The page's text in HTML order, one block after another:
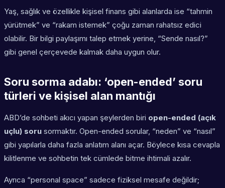
Yaş, sağlık ve özellikle kişisel finans gibi alanlarda ise “tahmin
yürütmek” ve “rakam istemek” çoğu zaman rahatsız edici
olabilir. Bir bilgi paylaşımı talep etmek yerine, “Sende nasıl?”
gibi genel çerçevede kalmak daha uygun olur.
Soru sorma adabı: ‘open-ended’ soru
türleri ve kişisel alan mantığı
ABD’de sohbeti akıcı yapan şeylerden biri open-ended (açık
uçlu) soru sormaktır. Open-ended sorular, “neden” ve “nasıl”
gibi yapılarla daha fazla anlatım alanı açar. Böylece kısa cevapla
kilitlenme ve sohbetin tek cümlede bitme ihtimali azalır.
Ayrıca “personal space” sadece fiziksel mesafe değildir;